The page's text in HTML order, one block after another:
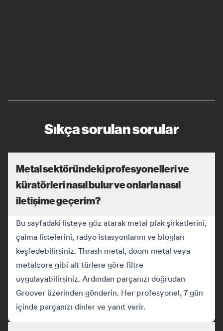
Sıkça sorulan sorular
Metal sektöründeki profesyonelleri ve
küratörleri nasıl bulur ve onlarla nasıl
iletişime geçerim?
Bu sayfadaki listeye göz atarak metal plak şirketlerini,
çalma listelerini, radyo istasyonlarını ve blogları
keşfedebilirsiniz. Thrash metal, doom metal veya
metalcore gibi alt türlere göre filtre
uygulayabilirsiniz. Ardından parçanızı doğrudan
Groover üzerinden gönderin. Her profesyonel, 7 gün
içinde parçanızı dinler ve yanıt verir.